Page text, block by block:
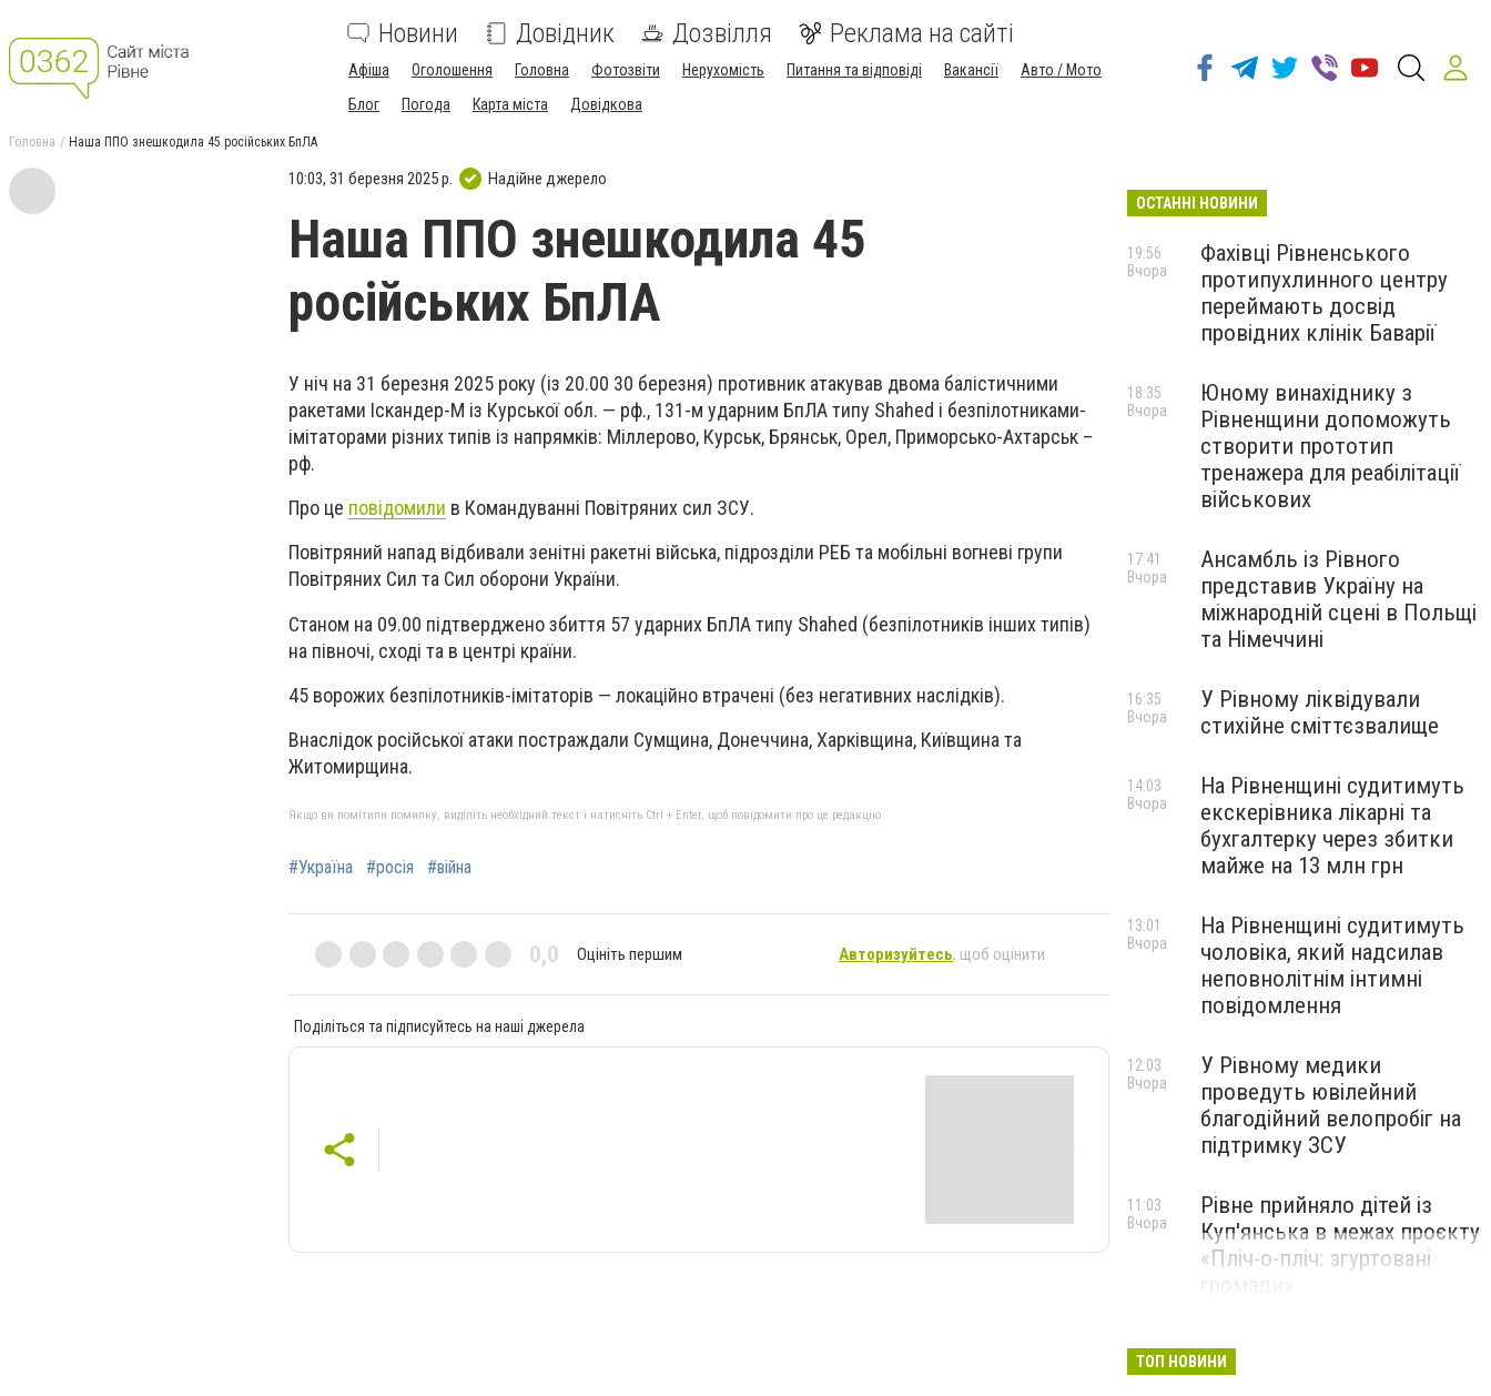
Новини Довідник Дозвілля Реклама на сайті
Афіша Оголошення Головна Фотозвіти Нерухомість Питання та відповіді Вакансії
Авто / Мото
Блог
Погода Карта міста Довідкова
Головна Наша ППО знешкодила 45 російських БпЛА
10:03, 31 березня 2025 р. Надійне джерело
Наша ППО знешкодила 45
російських БпЛА
У ніч на 31 березня 2025 року (із 20.00 30 березня) противник атакував двома балістичними
ракетами Іскандер-М із Курської обл. — рф., 131-м ударним БпЛА типу Shahed і безпілотниками-
імітаторами різних типів із напрямків: Міллерово, Курськ, Брянськ, Орел, Приморсько-Ахтарськ –
рф.
Про це повідомили в Командуванні Повітряних сил ЗСУ.
Повітряний напад відбивали зенітні ракетні війська, підрозділи РЕБ та мобільні вогневі групи
Повітряних Сил та Сил оборони України.
Станом на 09.00 підтверджено збиття 57 ударних БпЛА типу Shahed (безпілотників інших типів)
на півночі, сході та в центрі країни.
45 ворожих безпілотників-імітаторів — локаційно втрачені (без негативних наслідків).
Внаслідок російської атаки постраждали Сумщина, Донеччина, Харківщина, Київщина та
Житомирщина.
Якщо ви помітили помилку, виділіть необхідний текст і натисніть Ctrl + Enter, щоб повідомити про це редакцію
#Україна #росія #війна
0,0 Оцініть першим Авторизуйтесь, щоб оцінити
Поділіться та підписуйтесь на наші джерела
ОСТАННІ НОВИНИ
Фахівці Рівненського
протипухлинного центру
переймають досвід
провідних клінік Баварії
19:56
Вчора
Юному винахіднику з
Рівненщини допоможуть
створити прототип
тренажера для реабілітації
військових
18:35
Вчора
Ансамбль із Рівного
представив Україну на
міжнародній сцені в Польщі
та Німеччині
17:41
Вчора
У Рівному ліквідували
стихійне сміттєзвалище
16:35
Вчора
На Рівненщині судитимуть
екскерівника лікарні та
бухгалтерку через збитки
майже на 13 млн грн
14:03
Вчора
На Рівненщині судитимуть
чоловіка, який надсилав
неповнолітнім інтимні
повідомлення
13:01
Вчора
У Рівному медики
проведуть ювілейний
благодійний велопробіг на
підтримку ЗСУ
12:03
Вчора
Рівне прийняло дітей із
Куп'янська в межах проєкту
«Пліч-о-пліч: згуртовані
11:03
Вчора
ТОП НОВИНИ